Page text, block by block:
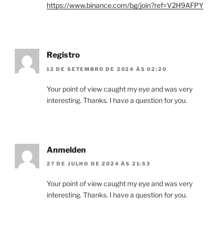
https://www.binance.com/bg/join?ref=V2H9AFPY
Registro
12 DE SETEMBRO DE 2024 ÀS 02:20
Your point of view caught my eye and was very
interesting. Thanks. I have a question for you.
Anmelden
27 DE JULHO DE 2024 ÀS 21:53
Your point of view caught my eye and was very
interesting. Thanks. I have a question for you.